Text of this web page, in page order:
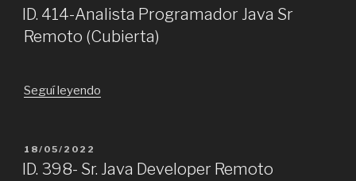
end
JAVA
EL
ID. 414-Analista Programador Java Sr
Remoto (Cubierta)
Seguí leyendo
Java
PUBLICADO
EL
18/05/2022
ID. 398- Sr. Java Developer Remoto